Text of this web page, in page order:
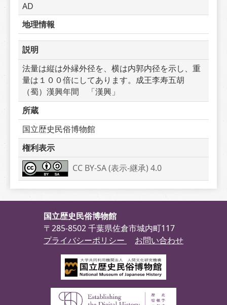
AD
地理情報
説明
法量は縦は外縁外径を、横は内郭内径を示し、重
量は１００倍にしてあります。成王李寿五胡
（蜀）漢興年間　「漢興」
所蔵
国立歴史民俗博物館
権利表示
CC BY-SA (表示-継承) 4.0
国立歴史民俗博物館
〒285-8502 千葉県佐倉市城内町117
プライバシーポリシー
お問い合わせ